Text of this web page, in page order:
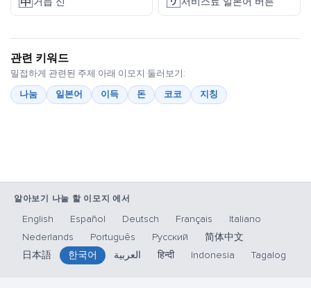
관련 키워드
밀접하게 관련된 주제 아래 이모지 둘러보기:
나눔
일본어 이득 돈 코코 지칭
알아보기 나눌 할 이모지 에서
English Español Deutsch Français
Italiano
Nederlands
Português Русский
简体中文
日本語
한국어 العربية हिन्दी Indonesia Tagalog